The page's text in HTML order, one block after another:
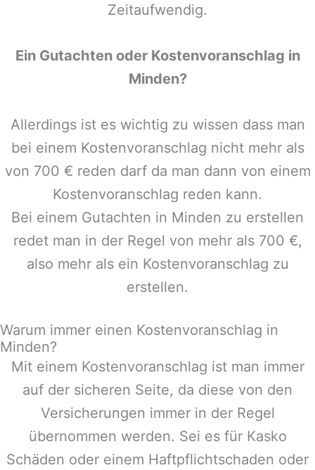
Zeitaufwendig.
Ein Gutachten oder Kostenvoranschlag in
Minden?
Allerdings ist es wichtig zu wissen dass man
bei einem Kostenvoranschlag nicht mehr als
von 700 € reden darf da man dann von einem
Kostenvoranschlag reden kann.
Bei einem Gutachten in Minden zu erstellen
redet man in der Regel von mehr als 700 €,
also mehr als ein Kostenvoranschlag zu
erstellen.
Warum immer einen Kostenvoranschlag in
Minden?
Mit einem Kostenvoranschlag ist man immer
auf der sicheren Seite, da diese von den
Versicherungen immer in der Regel
übernommen werden. Sei es für Kasko
Schäden oder einem Haftpflichtschaden oder